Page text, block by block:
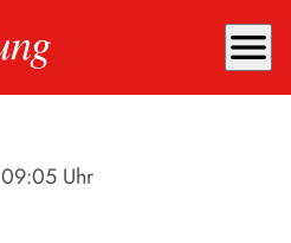
menu
Uhr